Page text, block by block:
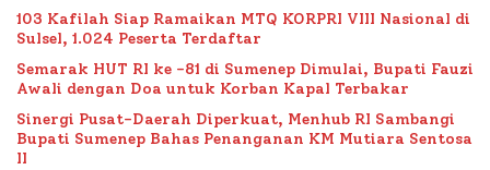
103 Kafilah Siap Ramaikan MTQ KORPRI VIII Nasional di
Sulsel, 1.024 Peserta Terdaftar
Semarak HUT RI ke -81 di Sumenep Dimulai, Bupati Fauzi
Awali dengan Doa untuk Korban Kapal Terbakar
Sinergi Pusat-Daerah Diperkuat, Menhub RI Sambangi
Bupati Sumenep Bahas Penanganan KM Mutiara Sentosa
II